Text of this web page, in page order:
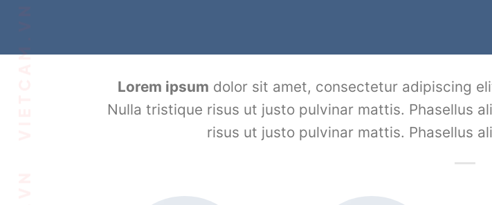
Lorem ipsum dolor sit amet, consectetur adipiscing
Nulla tristique risus ut justo pulvinar mattis. Phasellus
risus ut justo pulvinar mattis. Phasellus